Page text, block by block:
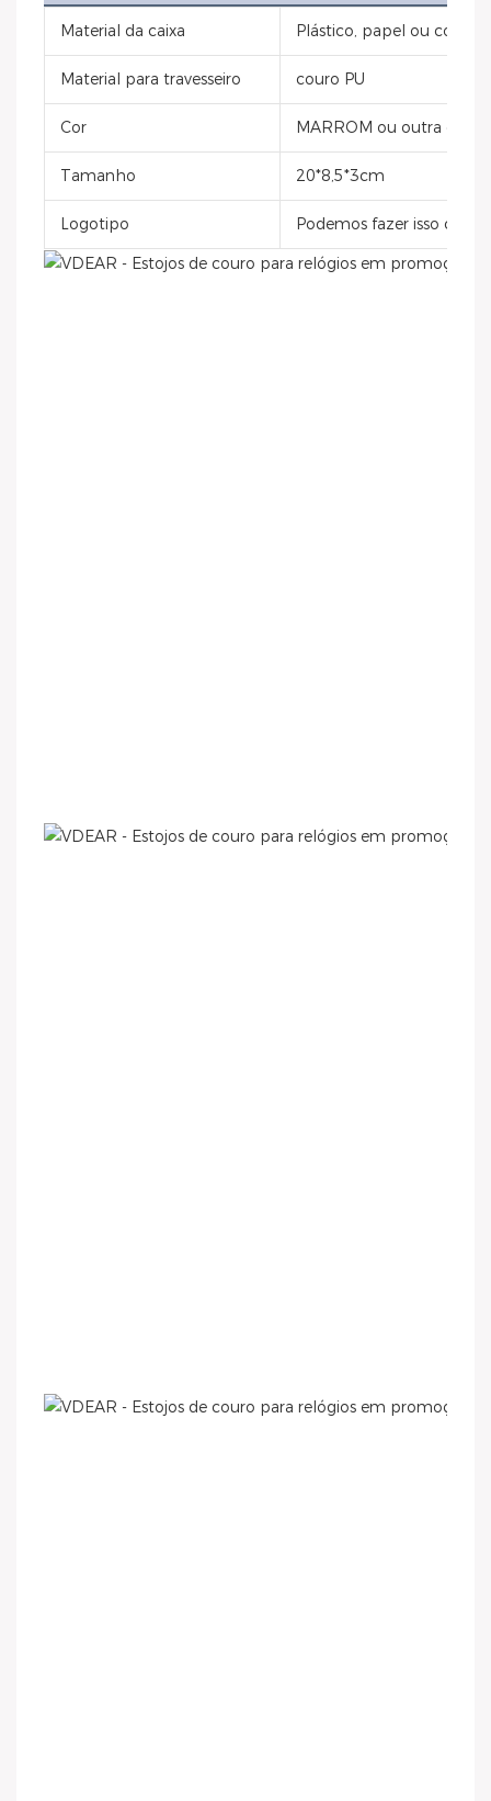
Material da caixa Plástico, papel ou couro
Material para travesseiro couro PU
Cor MARROM ou outra cor
Tamanho 20*8,5*3cm
Logotipo Podemos fazer isso com